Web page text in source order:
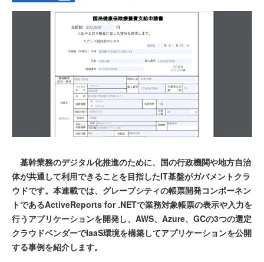
基幹業務のデジタル化推進のために、国の行政機関や地方自治
体が共通して利用できることを目指したIT基盤がガバメントクラ
ウドです。本連載では、グレープシティの帳票開発コンポーネン
トであるActiveReports for .NETで業務対象帳票の表示や入力を
行うアプリケーションを開発し、AWS、Azure、GCの3つの選定
クラウドベンダーでIaaS環境を構築してアプリケーションを公開
する事例を紹介します。